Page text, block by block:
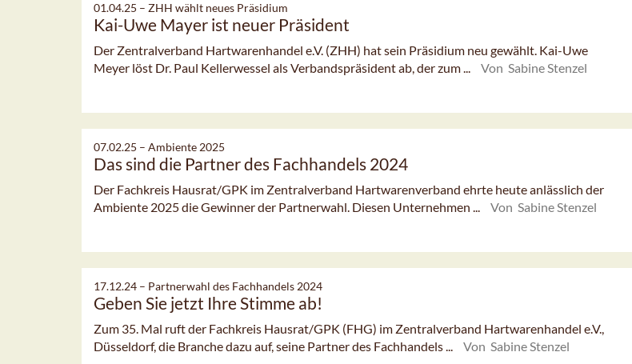
01.04.25 – ZHH wählt neues Präsidium
Kai-Uwe Mayer ist neuer Präsident
Der Zentralverband Hartwarenhandel e.V. (ZHH) hat sein Präsidium neu gewählt. Kai-Uwe
Meyer löst Dr. Paul Kellerwessel als Verbandspräsident ab, der zum ...
Von Sabine Stenzel
07.02.25 – Ambiente 2025
Das sind die Partner des Fachhandels 2024
Der Fachkreis Hausrat/GPK im Zentralverband Hartwarenverband ehrte heute anlässlich der
Ambiente 2025 die Gewinner der Partnerwahl. Diesen Unternehmen ...
Von Sabine Stenzel
17.12.24 – Partnerwahl des Fachhandels 2024
Geben Sie jetzt Ihre Stimme ab!
Zum 35. Mal ruft der Fachkreis Hausrat/GPK (FHG) im Zentralverband Hartwarenhandel e.V.,
Düsseldorf, die Branche dazu auf, seine Partner des Fachhandels ...
Von Sabine Stenzel